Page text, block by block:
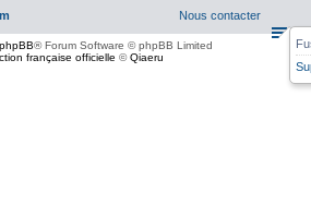
Nous contacter
phpBB® Forum Software © phpBB Limited
française officielle ©Qiaeru